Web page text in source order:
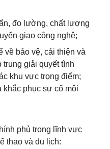
đo lường, chất lượng
giao công nghệ;
về bảo vệ, cải thiện và
giải quyết tình
khu vực trọng điểm;
khắc phục sự cố môi
phủ trong lĩnh vực
thao và du lịch: